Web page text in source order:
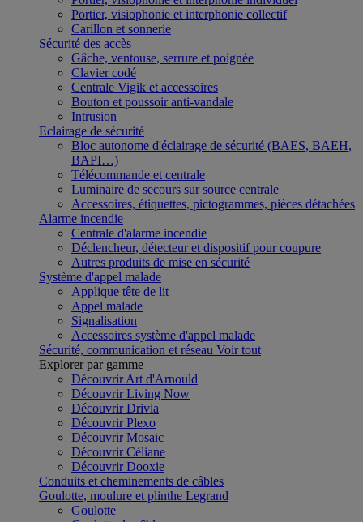
Portier, visiophonie et interphonie collectif
Carillon et sonnerie
Sécurité des accès
Gâche, ventouse, serrure et poignée
Clavier codé
Centrale Vigik et accessoires
Bouton et poussoir anti-vandale
Intrusion
Eclairage de sécurité
Bloc autonome d'éclairage de sécurité (BAES, BAEH,
BAPI…)
Télécommande et centrale
Luminaire de secours sur source centrale
Accessoires, étiquettes, pictogrammes, pièces détachées
Alarme incendie
Centrale d'alarme incendie
Déclencheur, détecteur et dispositif pour coupure
Autres produits de mise en sécurité
Système d'appel malade
Applique tête de lit
Appel malade
Signalisation
Accessoires système d'appel malade
Sécurité, communication et réseau Voir tout
Explorer par gamme
Découvrir Art d'Arnould
Découvrir Living Now
Découvrir Drivia
Découvrir Plexo
Découvrir Mosaic
Découvrir Céliane
Découvrir Dooxie
Conduits et cheminements de câbles
Goulotte, moulure et plinthe Legrand
Goulotte